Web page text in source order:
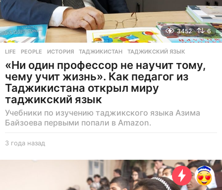
3452 6
LIFE ,PEOPLE ИСТОРИЯ ,ТАДЖИКИСТАН ,ТАДЖИКСКИЙ ЯЗЫК
«Ни один профессор не научит тому,
чему учит жизнь». Как педагог из
Таджикистана открыл миру
таджикский язык
Учебники по изучению таджикского языка Азима
Байзоева первыми попали в Amazon.
3 года назад
о